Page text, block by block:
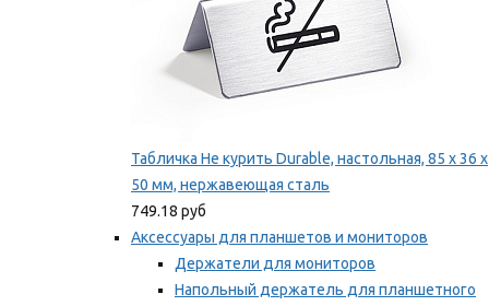
Табличка Не курить Durable, настольная, 85 x 36 x
50 мм, нержавеющая сталь
749.18 руб
Аксессуары для планшетов и мониторов
Держатели для мониторов
Напольный держатель для планшетного